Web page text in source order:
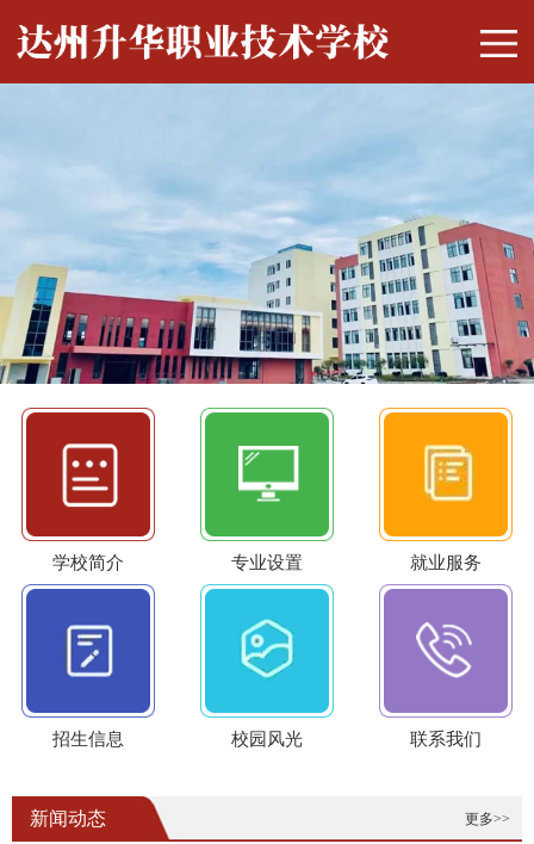
学校简介 专业设置 就业服务
招生信息 校园风光 联系我们
更多>>
新闻动态